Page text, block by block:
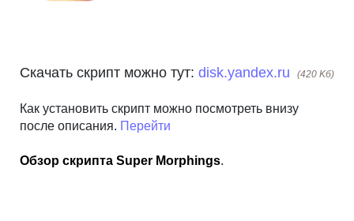
Скачать скрипт можно тут: disk.yandex.ru (420 Kб)
Как установить скрипт можно посмотреть внизу
после описания. Перейти
Обзор скрипта Super Morphings.